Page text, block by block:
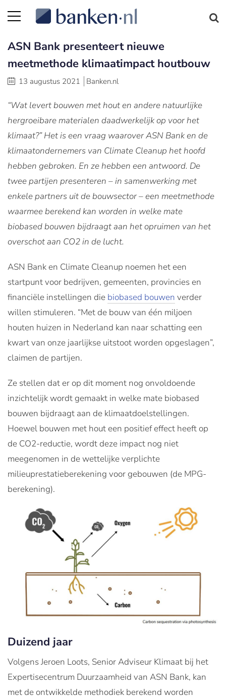
ASN Bank presenteert nieuwe
meetmethode klimaatimpact houtbouw
13 augustus 2021 Banken.nl
“Wat levert bouwen met hout en andere natuurlijke
hergroeibare materialen daadwerkelijk op voor het
klimaat?” Het is een vraag waarover ASN Bank en de
klimaatondernemers van Climate Cleanup het hoofd
hebben gebroken. En ze hebben een antwoord. De
twee partijen presenteren – in samenwerking met
enkele partners uit de bouwsector – een meetmethode
waarmee berekend kan worden in welke mate
biobased bouwen bijdraagt aan het opruimen van het
overschot aan CO2 in de lucht.
ASN Bank en Climate Cleanup noemen het een
startpunt voor bedrijven, gemeenten, provincies en
financiële instellingen die biobased bouwen verder
willen stimuleren. “Met de bouw van één miljoen
houten huizen in Nederland kan naar schatting een
kwart van onze jaarlijkse uitstoot worden opgeslagen”,
claimen de partijen.
Ze stellen dat er op dit moment nog onvoldoende
inzichtelijk wordt gemaakt in welke mate biobased
bouwen bijdraagt aan de klimaatdoelstellingen.
Hoewel bouwen met hout een positief effect heeft op
de CO2-reductie, wordt deze impact nog niet
meegenomen in de wettelijke verplichte
milieuprestatieberekening voor gebouwen (de MPG-
berekening).
Duizend jaar
Volgens Jeroen Loots, Senior Adviseur Klimaat bij het
Expertisecentrum Duurzaamheid van ASN Bank, kan
met de ontwikkelde methodiek berekend worden